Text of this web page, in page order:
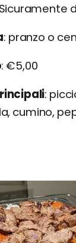
pranzo o
€5,00
cumino,